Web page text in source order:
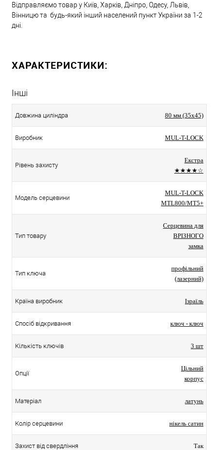
Відправляємо товар у Київ, Харків, Дніпро, Одесу, Львів,
Вінницю та будь-який інший населений пункт України за 1-2
дні.
ХАРАКТЕРИСТИКИ:
Інші
Довжина циліндра 80 мм (35x45)
Виробник MUL-T-LOCK
Рівень захисту
Екстра
★★★★☆
Модель серцевини
MUL-T-LOCK
MTL800/MT5+
Тип товару
Серцевина для
ВРІЗНОГО
замка
Тип ключа
профільний
(лазерний)
Країна виробник Ізраїль
Спосіб відкривання ключ - ключ
Кількість ключів 3 шт
Опції
Цільний
корпус
Матеріал латунь
Колір серцевини нікель сатин
Захист від свердління Так